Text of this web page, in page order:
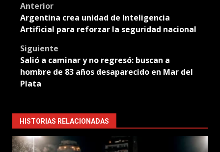
Post
navigation
Anterior
Argentina crea unidad de Inteligencia
Artificial para reforzar la seguridad nacional
Siguiente
Salió a caminar y no regresó: buscan a
hombre de 83 años desaparecido en Mar del
Plata
HISTORIAS RELACIONADAS